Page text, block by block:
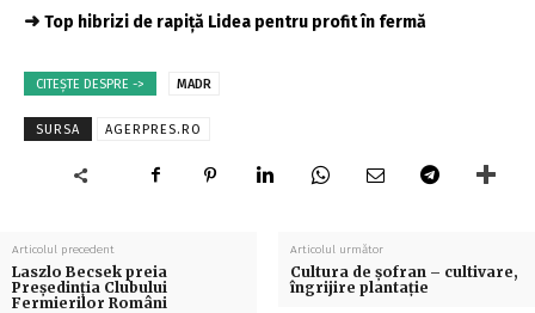
➜ Top hibrizi de rapiță Lidea pentru profit în fermă
CITEȘTE DESPRE -> MADR
SURSA AGERPRES.RO
Articolul precedent
Laszlo Becsek preia
Președinția Clubului
Fermierilor Români
Articolul următor
Cultura de șofran – cultivare,
îngrijire plantație